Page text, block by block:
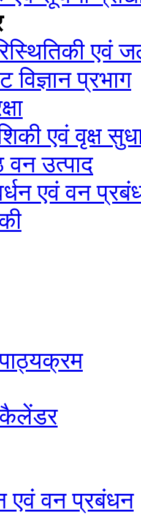
एवं
विज्ञान प्रभाग
एवं वृक्ष
वन उत्पाद
एवं वन
कैलेंडर
एवं वन प्रबंधन